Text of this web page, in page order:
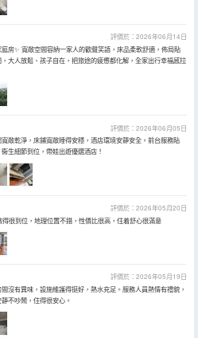
評價於：2026年06月14日
房✨ 寬敞空間容納一家人的歡聲笑語，床品柔軟舒適，佈局貼
大人放鬆、孩子自在，把旅途的疲憊都化解，全家出行幸福感拉
評價於：2026年06月05日
敞乾淨，床鋪寬敞睡得安穩，酒店環境安靜安全。前台服務貼
生細節到位，帶娃出遊優選酒店！
評價於：2026年05月20日
很到位，地理位置不錯，性價比很高，住着舒心很滿意
評價於：2026年05月19日
沒有異味，設施維護得挺好，熱水充足。服務人員熱情有禮貌，
不吵鬧，住得很安心。